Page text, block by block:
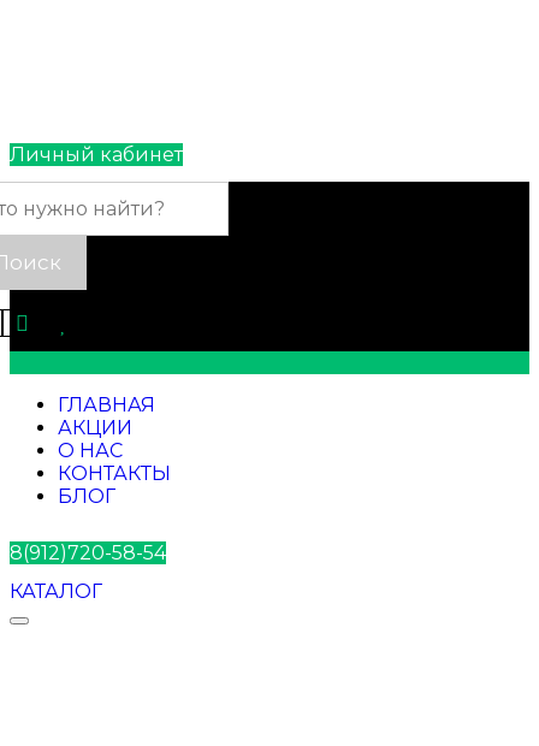
Личный кабинет
ГЛАВНАЯ
АКЦИИ
О НАС
КОНТАКТЫ
БЛОГ
8(912)720-58-54
КАТАЛОГ